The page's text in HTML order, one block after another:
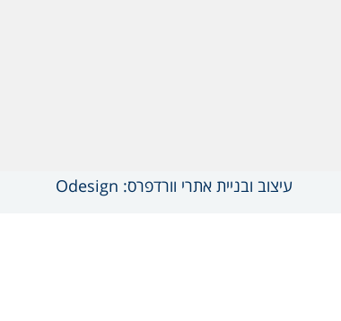
עיצוב ובניית אתרי וורדפרס: Odesign